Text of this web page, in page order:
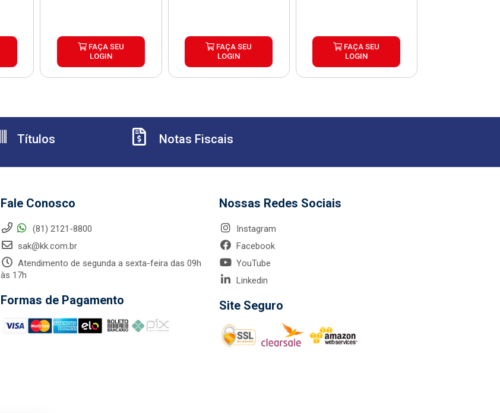
FAÇA SEU
LOGIN
FAÇA SEU
LOGIN
FAÇA SEU
LOGIN
Títulos Notas Fiscais
Fale Conosco
(81) 2121-8800
sak@kk.com.br
Atendimento de segunda a sexta-feira das 09h
às 17h
Formas de Pagamento
Nossas Redes Sociais
Instagram
Facebook
YouTube
Linkedin
Site Seguro